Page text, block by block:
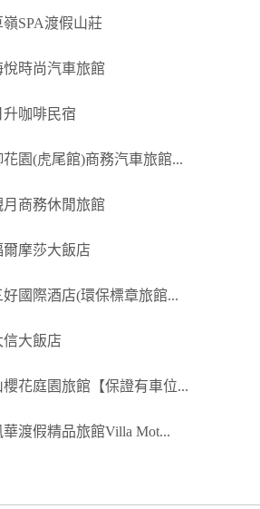
嶺SPA渡假山莊
悅時尚汽車旅館
升咖啡民宿
花園(虎尾館)商務汽車旅館...
月商務休閒旅館
爾摩莎大飯店
好國際酒店(環保標章旅館...
信大飯店
櫻花庭園旅館【保證有車位...
華渡假精品旅館Villa Mot...